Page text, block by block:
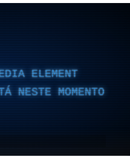
ELEMENT
NESTE MOMENTO